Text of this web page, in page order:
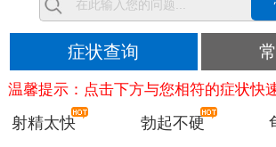
症状查询
温馨提示：点击下方与您相符的症状快
射精太快 勃起不硬